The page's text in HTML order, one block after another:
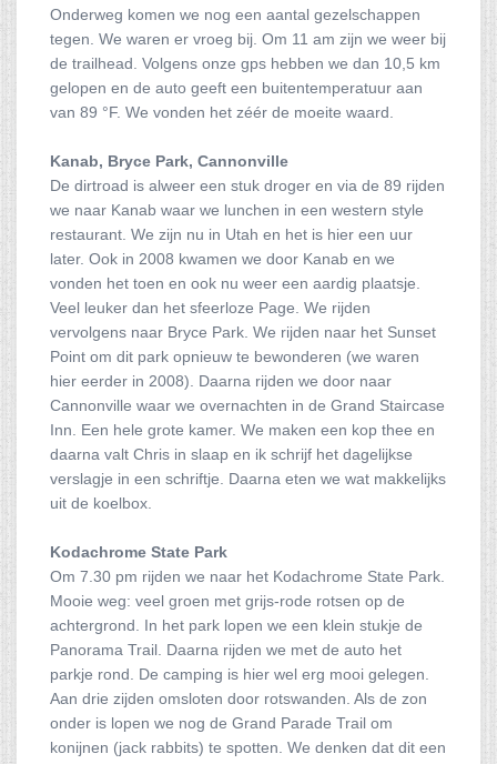
Onderweg komen we nog een aantal gezelschappen
tegen. We waren er vroeg bij. Om 11 am zijn we weer bij
de trailhead. Volgens onze gps hebben we dan 10,5 km
gelopen en de auto geeft een buitentemperatuur aan
van 89 °F. We vonden het zéér de moeite waard.
Kanab, Bryce Park, Cannonville
De dirtroad is alweer een stuk droger en via de 89 rijden
we naar Kanab waar we lunchen in een western style
restaurant. We zijn nu in Utah en het is hier een uur
later. Ook in 2008 kwamen we door Kanab en we
vonden het toen en ook nu weer een aardig plaatsje.
Veel leuker dan het sfeerloze Page. We rijden
vervolgens naar Bryce Park. We rijden naar het Sunset
Point om dit park opnieuw te bewonderen (we waren
hier eerder in 2008). Daarna rijden we door naar
Cannonville waar we overnachten in de Grand Staircase
Inn. Een hele grote kamer. We maken een kop thee en
daarna valt Chris in slaap en ik schrijf het dagelijkse
verslagje in een schriftje. Daarna eten we wat makkelijks
uit de koelbox.
Kodachrome State Park
Om 7.30 pm rijden we naar het Kodachrome State Park.
Mooie weg: veel groen met grijs-rode rotsen op de
achtergrond. In het park lopen we een klein stukje de
Panorama Trail. Daarna rijden we met de auto het
parkje rond. De camping is hier wel erg mooi gelegen.
Aan drie zijden omsloten door rotswanden. Als de zon
onder is lopen we nog de Grand Parade Trail om
konijnen (jack rabbits) te spotten. We denken dat dit een